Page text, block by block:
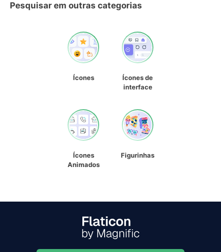
Pesquisar em outras categorias
Ícones
Ícones de
interface
Ícones
Animados
Figurinhas